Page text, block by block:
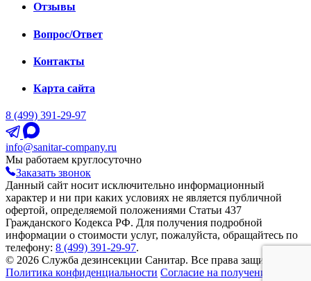
Отзывы
Вопрос/Ответ
Контакты
Карта сайта
8 (499) 391-29-97
info@sanitar-company.ru
Мы работаем круглосуточно
Заказать звонок
Данный сайт носит исключительно информационный
характер и ни при каких условиях не является публичной
офертой, определяемой положениями Статьи 437
Гражданского Кодекса РФ. Для получения подробной
информации о стоимости услуг, пожалуйста, обращайтесь по
телефону: 8 (499) 391-29-97.
© 2026 Служба дезинсекции Санитар. Все права защищены.
Политика конфиденциальности Согласие на получение